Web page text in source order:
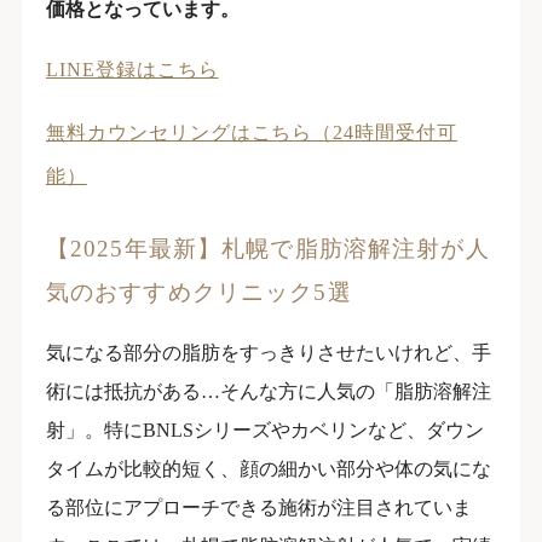
価格となっています。
LINE登録はこちら
無料カウンセリングはこちら（24時間受付可
能）
【2025年最新】札幌で脂肪溶解注射が人
気のおすすめクリニック5選
気になる部分の脂肪をすっきりさせたいけれど、手
術には抵抗がある…そんな方に人気の「脂肪溶解注
射」。特にBNLSシリーズやカベリンなど、ダウン
タイムが比較的短く、顔の細かい部分や体の気にな
る部位にアプローチできる施術が注目されていま